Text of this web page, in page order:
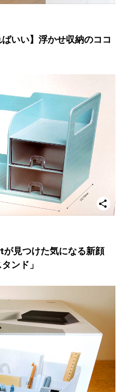
ばいい】浮かせ収納のココ
が見つけた気になる新顔
ンド」